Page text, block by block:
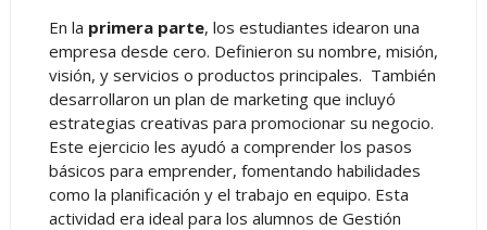
En la primera parte, los estudiantes idearon una
empresa desde cero. Definieron su nombre, misión,
visión, y servicios o productos principales. También
desarrollaron un plan de marketing que incluyó
estrategias creativas para promocionar su negocio.
Este ejercicio les ayudó a comprender los pasos
básicos para emprender, fomentando habilidades
como la planificación y el trabajo en equipo. Esta
actividad era ideal para los alumnos de Gestión